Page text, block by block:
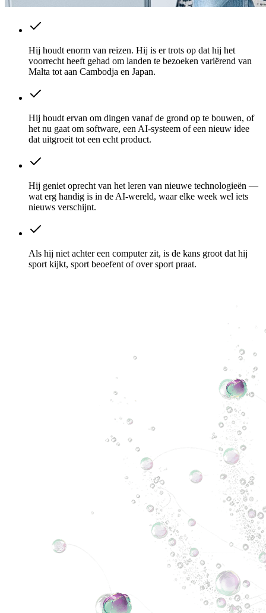
Hij houdt enorm van reizen. Hij is er trots op dat hij het
voorrecht heeft gehad om landen te bezoeken variërend van
Malta tot aan Cambodja en Japan.
Hij houdt ervan om dingen vanaf de grond op te bouwen, of
het nu gaat om software, een AI-systeem of een nieuw idee
dat uitgroeit tot een echt product.
Hij geniet oprecht van het leren van nieuwe technologieën —
wat erg handig is in de AI-wereld, waar elke week wel iets
nieuws verschijnt.
Als hij niet achter een computer zit, is de kans groot dat hij
sport kijkt, sport beoefent of over sport praat.